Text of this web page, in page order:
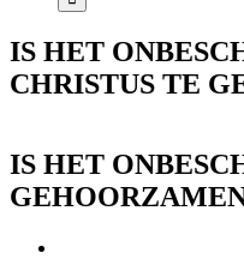
IS HET
CHRISTUS TE
IS HET